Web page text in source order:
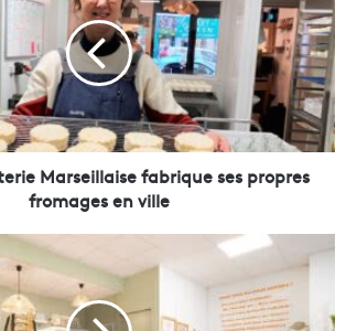
Marseillaise fabrique ses propres
fromages en ville